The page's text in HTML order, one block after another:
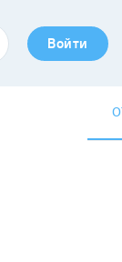
Войти